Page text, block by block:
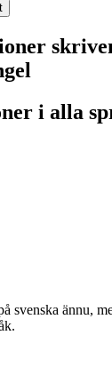
i alla
svenska ännu,